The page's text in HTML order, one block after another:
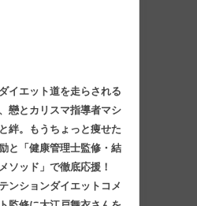
イエット道を走らされる
戀とカリスマ指導者マシ
絆。もうちょっと痩せた
と「健康管理士監修・結
ソッド」で徹底応援！
ンションダイエットコメ